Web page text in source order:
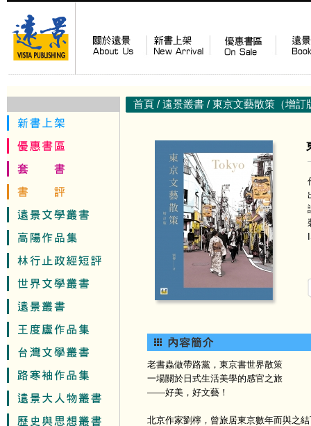
首頁 / 遠景叢書 / 東京文藝散策（增訂
老書蟲做帶路黨，東京書世界散策
一場關於日式生活美學的感官之旅
——好美，好文藝！
北京作家劉檸，曾旅居東京數年而與之